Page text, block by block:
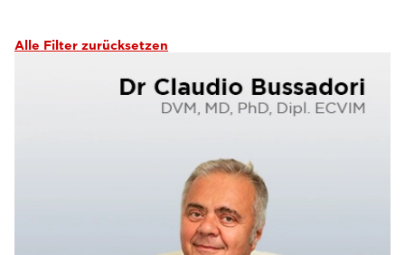
Alle Filter zurücksetzen